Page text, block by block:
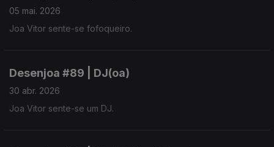
05 mai. 2026
Joa Vitor sente-se fofoqueiro.
Desenjoa #89 | DJ(oa)
30 abr. 2026
Joa Vitor sente-se um DJ.